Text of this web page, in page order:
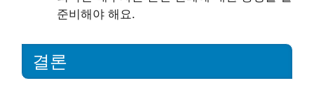
준비해야 해요.
결론